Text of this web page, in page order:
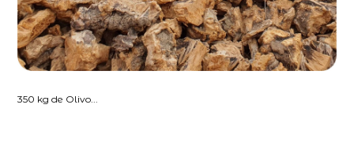
350 kg de Olivo...